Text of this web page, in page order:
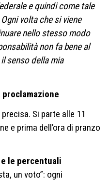
e quindi come tale
volta che si viene
nello stesso modo
non fa bene al
senso della mia
proclamazione
Si parte alle 11
e prima dell’ora di pranzo
le percentuali
un voto”: ogni